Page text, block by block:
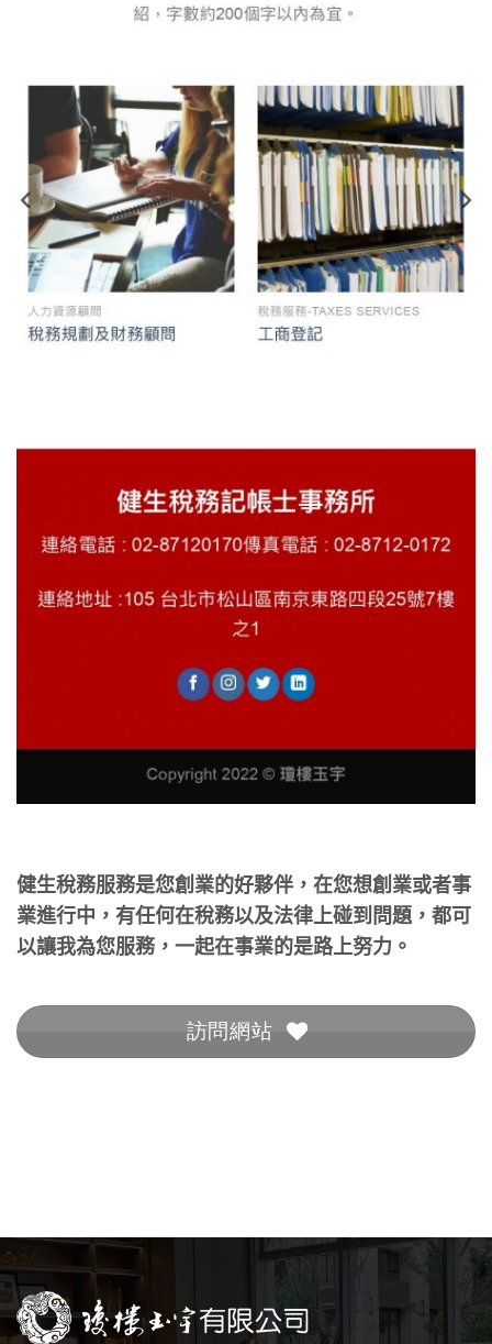
健生稅務服務是您創業的好夥伴，在您想創業或者事
業進行中，有任何在稅務以及法律上碰到問題，都可
以讓我為您服務，一起在事業的是路上努力。
訪問網站